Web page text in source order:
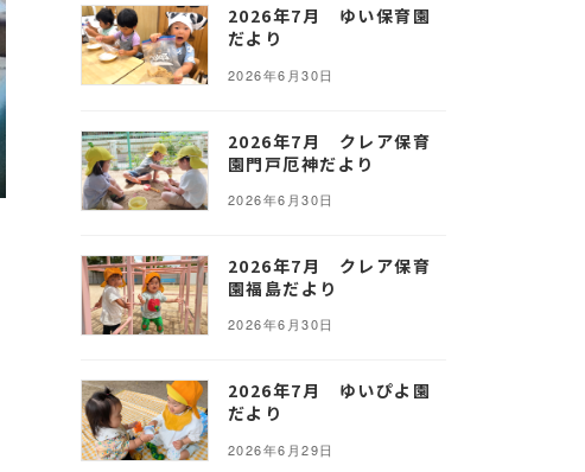
2026年7月 ゆい保育園
だより
2026年6月30日
2026年7月 クレア保育
園門戸厄神だより
2026年6月30日
2026年7月 クレア保育
園福島だより
2026年6月30日
2026年7月 ゆいぴよ園
だより
2026年6月29日